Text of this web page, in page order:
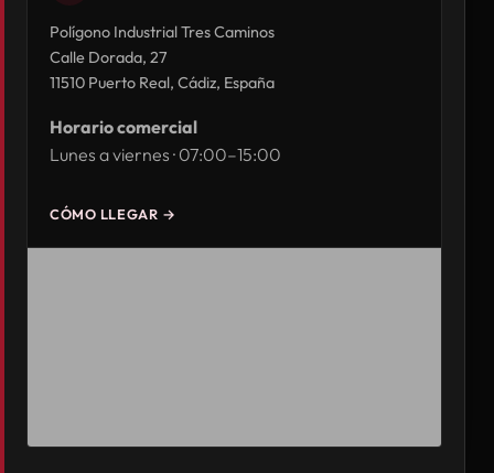
Polígono Industrial Tres Caminos
Calle Dorada, 27
11510 Puerto Real, Cádiz, España
Horario comercial
Lunes a viernes · 07:00–15:00
CÓMO LLEGAR →